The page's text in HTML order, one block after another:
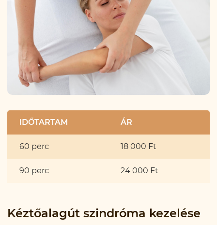
IDŐTARTAM ÁR
60 perc 18 000 Ft
90 perc 24 000 Ft
Kéztőalagút szindróma kezelése